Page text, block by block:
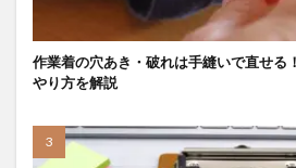
作業着の穴あき・破れは手縫いで直せる
やり方を解説